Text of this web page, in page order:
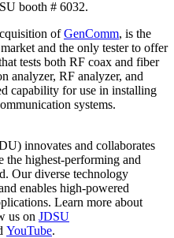
booth # 6032.
ofGenComm, is the
and the only tester to offer
tests both RF coax and fiber
analyzer, RF analyzer, and
capability for use in installing
systems.
innovates and collaborates
the highest-performing and
Our diverse technology
enables high-powered
Learn more about
us on JDSU
YouTube.